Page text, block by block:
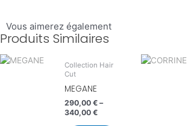
Vous aimerez également
Produits Similaires
Collection Hair
Cut
MEGANE
290,00 € –
340,00 €